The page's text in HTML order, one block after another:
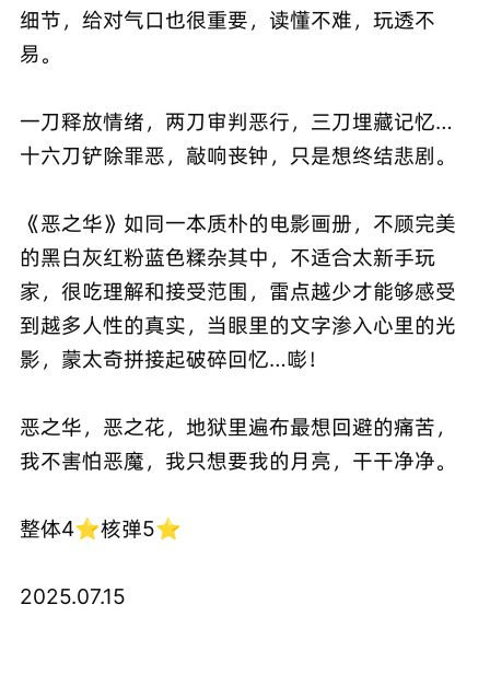
细节，给对气口也很重要，读懂不难，玩透不
易。
一刀释放情绪，两刀审判恶行，三刀埋藏记忆…
十六刀铲除罪恶，敲响丧钟，只是想终结悲剧。
《恶之华》如同一本质朴的电影画册，不顾完美
的黑白灰红粉蓝色糅杂其中，不适合太新手玩
家，很吃理解和接受范围，雷点越少才能够感受
到越多人性的真实，当眼里的文字渗入心里的光
影，蒙太奇拼接起破碎回忆…嘭！
恶之华，恶之花，地狱里遍布最想回避的痛苦，
我不害怕恶魔，我只想要我的月亮，干干净净。
整体4⭐核弹5⭐
2025.07.15